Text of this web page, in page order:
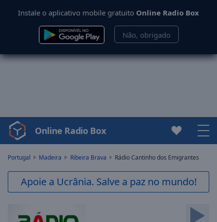
Instale o aplicativo mobile gratuito Online Radio Box
Não, obrigado
Video
Player
Backward
Online Radio Box
Portugal Madeira Ribeira Brava Rádio Cantinho dos Emigrantes
Apoie a Ucrânia. Salve a paz no mundo!